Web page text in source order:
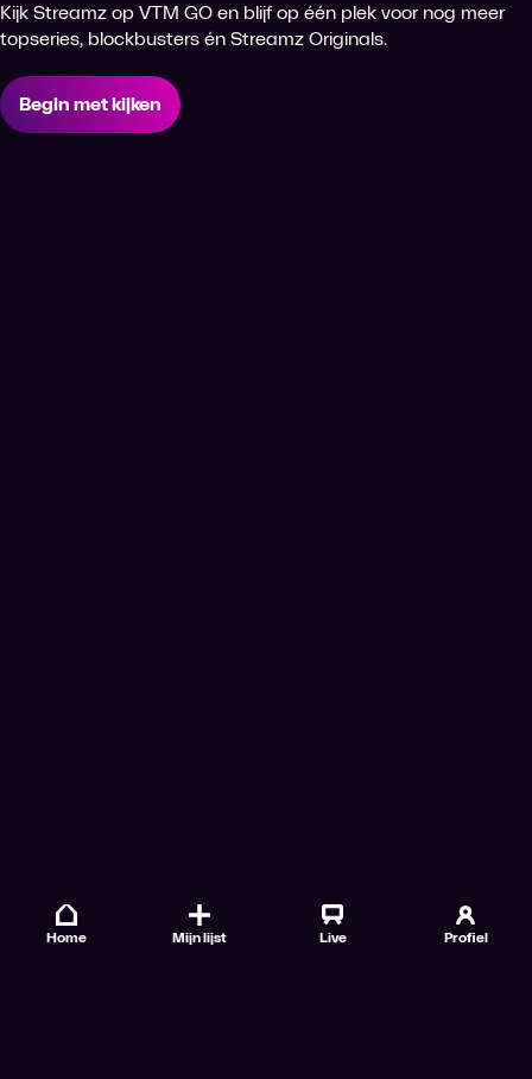
Home Mijn lijst Live Profiel
Kijk Streamz op VTM GO en blijf op één plek voor nog meer
topseries, blockbusters én Streamz Originals.
Begin met kijken